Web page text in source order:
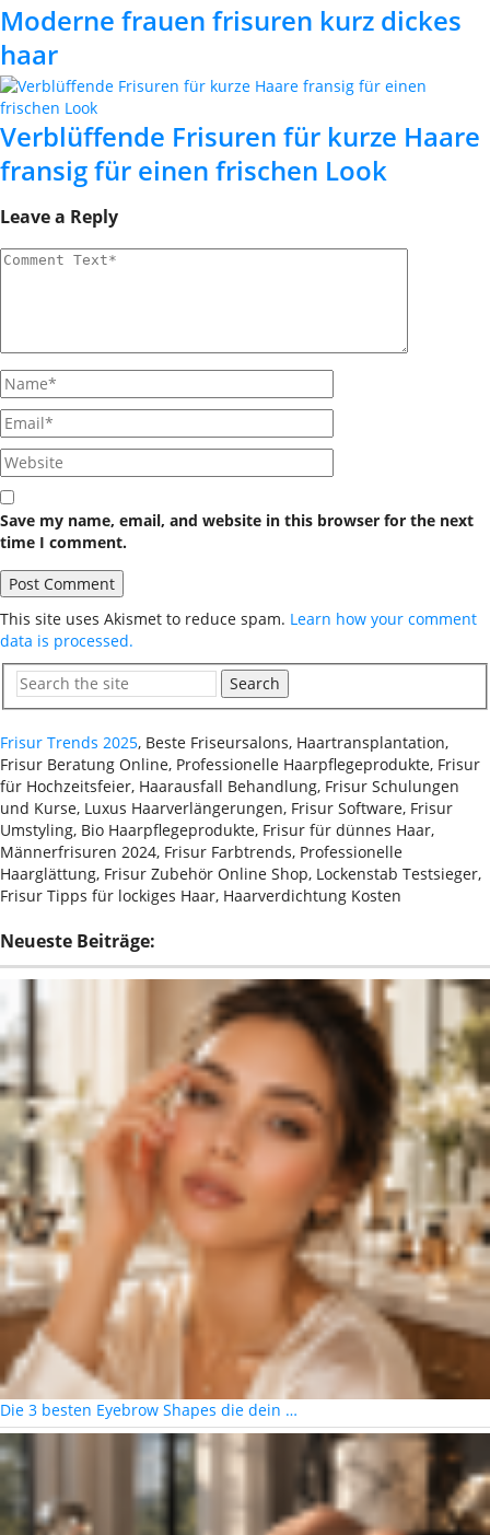
Moderne frauen frisuren kurz dickes
haar
Verblüffende Frisuren für kurze Haare
fransig für einen frischen Look
Leave a Reply
Save my name, email, and website in this browser for the next
time I comment.
This site uses Akismet to reduce spam. Learn how your comment
data is processed.
Search
Frisur Trends 2025, Beste Friseursalons, Haartransplantation,
Frisur Beratung Online, Professionelle Haarpflegeprodukte, Frisur
für Hochzeitsfeier, Haarausfall Behandlung, Frisur Schulungen
und Kurse, Luxus Haarverlängerungen, Frisur Software, Frisur
Umstyling, Bio Haarpflegeprodukte, Frisur für dünnes Haar,
Männerfrisuren 2024, Frisur Farbtrends, Professionelle
Haarglättung, Frisur Zubehör Online Shop, Lockenstab Testsieger,
Frisur Tipps für lockiges Haar, Haarverdichtung Kosten
Neueste Beiträge:
Die 3 besten Eyebrow Shapes die dein …